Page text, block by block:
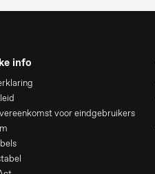
info
voor eindgebruikers